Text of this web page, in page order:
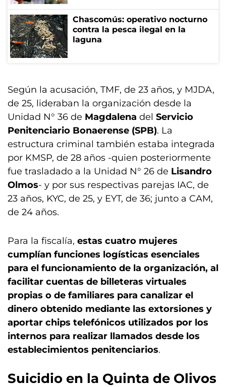
Chascomús: operativo nocturno
contra la pesca ilegal en la
laguna
Según la acusación, TMF, de 23 años, y MJDA,
de 25, lideraban la organización desde la
Unidad N° 36 de Magdalena del Servicio
Penitenciario Bonaerense (SPB). La
estructura criminal también estaba integrada
por KMSP, de 28 años -quien posteriormente
fue trasladado a la Unidad N° 26 de Lisandro
Olmos- y por sus respectivas parejas IAC, de
23 años, KYC, de 25, y EYT, de 36; junto a CAM,
de 24 años.
Para la fiscalía, estas cuatro mujeres
cumplían funciones logísticas esenciales
para el funcionamiento de la organización, al
facilitar cuentas de billeteras virtuales
propias o de familiares para canalizar el
dinero obtenido mediante las extorsiones y
aportar chips telefónicos utilizados por los
internos para realizar llamados desde los
establecimientos penitenciarios.
Suicidio en la Quinta de Olivos